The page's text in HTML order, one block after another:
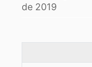
de 2019